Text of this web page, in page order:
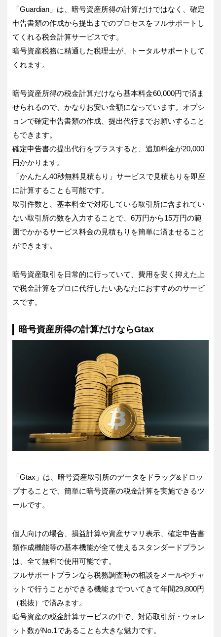
「Guardian」は、暗号資産所得の計算だけではなく、確定
申告書類の作成から提出までのプロセスをフルサポートし
てくれる税金計算サービスです。
暗号資産税務に精通した税理士が、トータルサポートして
くれます。
暗号資産所得の税金計算だけなら基本料金60,000円で済ま
せられるので、かなりお安い金額になっています。オプシ
ョンで確定申告書類の作成、提出代行までお願いすること
もできます。
確定申告書の提出代行をプラスすると、追加料金が20,000
円かかります。
「かんたん40秒無料見積もり」サービスで見積もりを即座
に計算することも可能です。
取引件数と、基本料金で対応している取引所に含まれてい
ない取引所の数を入力することで、6万円から15万円の範
囲でかかるサービス料金の見積もりを簡単に済ませること
ができます。
暗号資産取引を日常的に行っていて、費用を安く抑えた上
で税金計算をプロに代行したいあなたにおすすめのサービ
スです。
暗号資産所得の計算だけならGtax
「Gtax」は、暗号資産取引所のデータをドラッグ&ドロッ
プすることで、簡単に暗号資産の税金計算を実施できるツ
ールです。
個人向けの場合、損益計算や資産サマリ表示、確定申告書
類作成機能等の基本機能が全て使えるスタンダードプラン
は、全て無料で使用可能です。
フルサポートプランなら税務調査時の相談をメールやチャ
ットで行うことができる機能までついてきて年間29,800円
（税抜）で済みます。
暗号資産の税金計算サービスの中で、対応取引所・ウォレ
ット数がNo.1であることも大きな魅力です。